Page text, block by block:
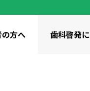
方へ 歯科啓発に